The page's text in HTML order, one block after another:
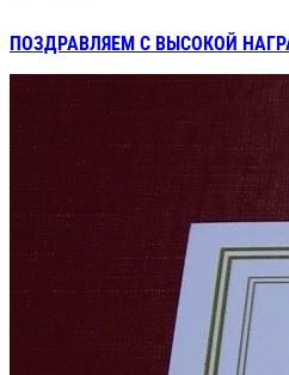
ПОЗДРАВЛЯЕМ С ВЫСОКОЙ